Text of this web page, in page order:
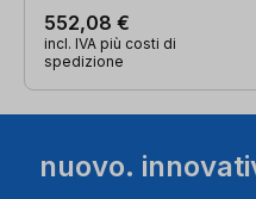
552,08 €
incl. IVA più costi di
spedizione
nuovo.